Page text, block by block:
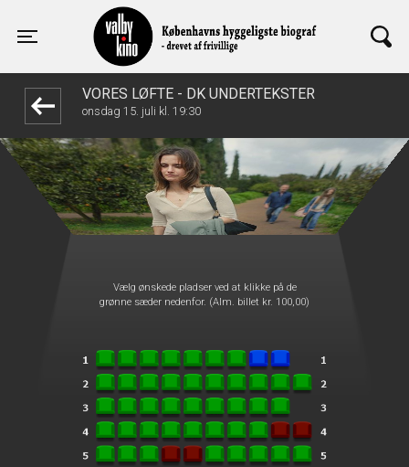
Toggle navigation
Valby Kino
VORES LØFTE - DK UNDERTEKSTER
onsdag 15. juli kl. 19:30
Vælg ønskede pladser ved at klikke på de
grønne sæder nedenfor. (Alm. billet kr. 100,00)
1step-front02 060154